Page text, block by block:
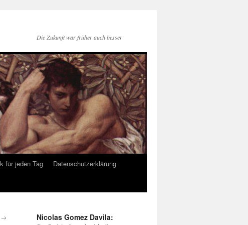
Die Zukunft war früher auch besser
für jeden Tag
Datenschutzerklärung
→ Nicolas Gomez Davila: